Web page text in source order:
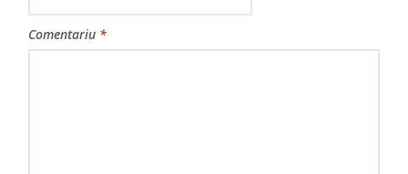
Comentariu *